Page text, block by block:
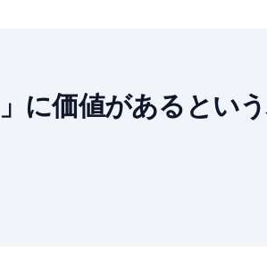
に価値があるとい